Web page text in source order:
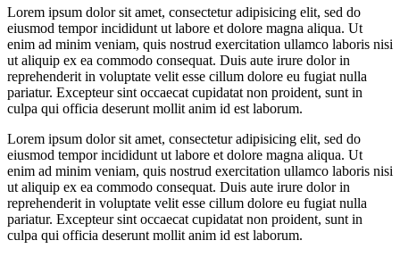
Lorem ipsum dolor sit amet, consectetur adipisicing elit, sed do
eiusmod tempor incididunt ut labore et dolore magna aliqua. Ut
enim ad minim veniam, quis nostrud exercitation ullamco laboris nisi
ut aliquip ex ea commodo consequat. Duis aute irure dolor in
reprehenderit in voluptate velit esse cillum dolore eu fugiat nulla
pariatur. Excepteur sint occaecat cupidatat non proident, sunt in
culpa qui officia deserunt mollit anim id est laborum.
Lorem ipsum dolor sit amet, consectetur adipisicing elit, sed do
eiusmod tempor incididunt ut labore et dolore magna aliqua. Ut
enim ad minim veniam, quis nostrud exercitation ullamco laboris nisi
ut aliquip ex ea commodo consequat. Duis aute irure dolor in
reprehenderit in voluptate velit esse cillum dolore eu fugiat nulla
pariatur. Excepteur sint occaecat cupidatat non proident, sunt in
culpa qui officia deserunt mollit anim id est laborum.